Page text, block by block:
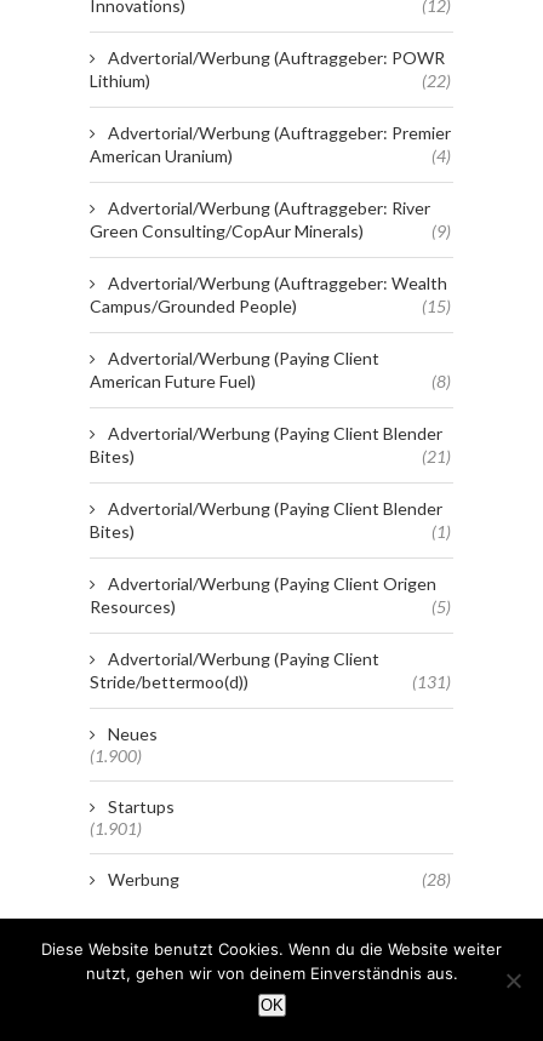
Innovations)
(12)
Advertorial/Werbung (Auftraggeber: POWR
Lithium)
(22)
Advertorial/Werbung (Auftraggeber: Premier
American Uranium)
(4)
Advertorial/Werbung (Auftraggeber: River
Green Consulting/CopAur Minerals)
(9)
Advertorial/Werbung (Auftraggeber: Wealth
Campus/Grounded People)
(15)
Advertorial/Werbung (Paying Client
American Future Fuel)
(8)
Advertorial/Werbung (Paying Client Blender
Bites)
(21)
Advertorial/Werbung (Paying Client Blender
Bites)
(1)
Advertorial/Werbung (Paying Client Origen
Resources)
(5)
Advertorial/Werbung (Paying Client
Stride/bettermoo(d))
(131)
Neues
(1.900)
Startups
(1.901)
Werbung (28)
Diese Website benutzt Cookies. Wenn du die Website weiter
nutzt, gehen wir von deinem Einverständnis aus.
OK